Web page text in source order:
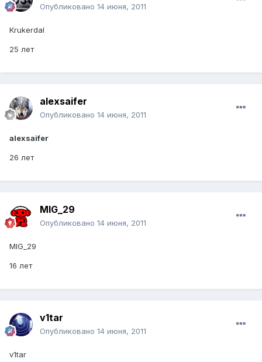
Опубликовано 14 июня, 2011
Krukerdal
25 лет
alexsaifer
Опубликовано 14 июня, 2011
alexsaifer
26 лет
MIG_29
Опубликовано 14 июня, 2011
MIG_29
16 лет
v1tar
Опубликовано 14 июня, 2011
v1tar